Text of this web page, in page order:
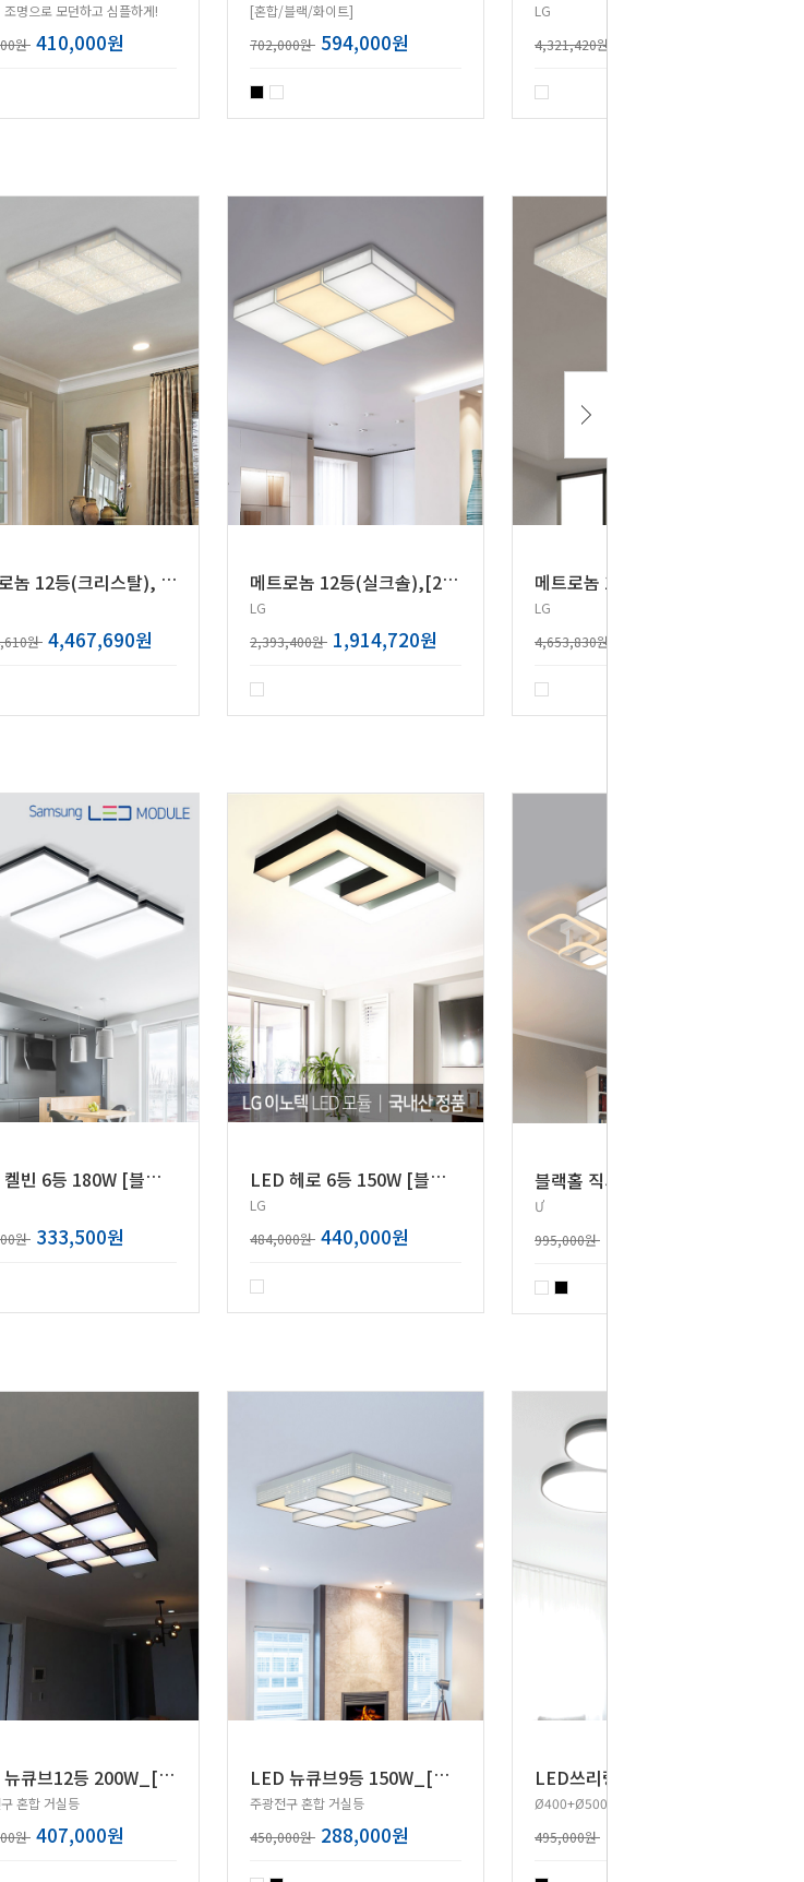
조명으로 모던하고 심플하게!
원 410,000원
[혼합/블랙/화이트]
702,000원 594,000원
LG
4,321,420원
메
트로놈 12등(크리스탈), [20Wx12]
원 4,467,690원
메
트로놈 12등(실크솔),[20Wx12]
LG
2,393,400원 1,914,720원
LG
4,653,830원
L
ED 켈빈 6등 180W [블랙/화이트]
원 333,500원
L
ED 헤로 6등 150W [블랙+화이트]
LG
484,000원 440,000원
Ư
995,000원
L
ED 뉴큐브12등 200W_[블랙,화이트]
혼합 거실등
원 407,000원
L
ED 뉴큐브9등 150W_[블랙,화이트]
주광전구 혼합 거실등
450,000원 288,000원
Ø400+Ø500+Ø600 거실조명
495,000원